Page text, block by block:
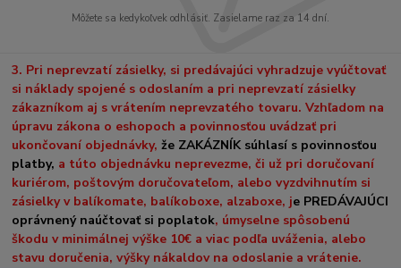
Môžete sa kedykoľvek odhlásiť. Zasielame raz za 14 dní.
3. Pri neprevzatí zásielky, si predávajúci vyhradzuje vyúčtovať
si náklady spojené s odoslaním a pri neprevzatí zásielky
zákazníkom aj s vrátením neprevzatého tovaru. Vzhľadom na
úpravu zákona o eshopoch a povinnosťou uvádzať pri
ukončovaní objednávky,že ZAKÁZNÍK súhlasí s povinnosťou
platby, a túto objednávku neprevezme, či už pri doručovaní
kuriérom, poštovým doručovateľom, alebo vyzdvihnutím si
zásielky v balíkomate, balíkoboxe, alzaboxe, je PREDÁVAJÚCI
oprávnený naúčtovať si poplatok, úmyselne spôsobenú
škodu v minimálnej výške 10€ a viac podľa uváženia, alebo
stavu doručenia, výšky nákaldov na odoslanie a vrátenie.